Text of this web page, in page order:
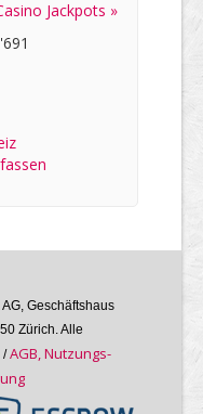
Jackpots »
Geschäftshaus
Zürich. Alle
/AGB, Nutzungs­